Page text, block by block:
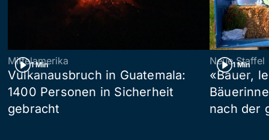
1 Min
Mittelamerika
Vulkanausbruch in Guatemala:
1400 Personen in Sicherheit
gebracht
1 Min
Neue Staffel
«Bauer,
nach der